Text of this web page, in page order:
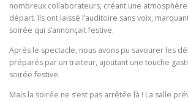
nombreux collaborateurs, créant une
départ. Ils ont laissé l’auditoire sans voix,
soirée qui s’annonçait festive.
Après le spectacle, nous avons pu savourer les
préparés par un traiteur, ajoutant une touche
soirée festive.
Mais la soirée ne s’est pas arrêtée là ! La salle